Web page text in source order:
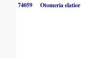
74059 Otomeria elatior